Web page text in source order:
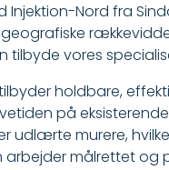
Injektion-Nord fra
tilbyde vores
holdbare,
på
udlærte murere,
målrettet